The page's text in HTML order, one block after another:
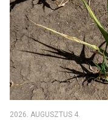
2026. AUGUSZTUS 4.